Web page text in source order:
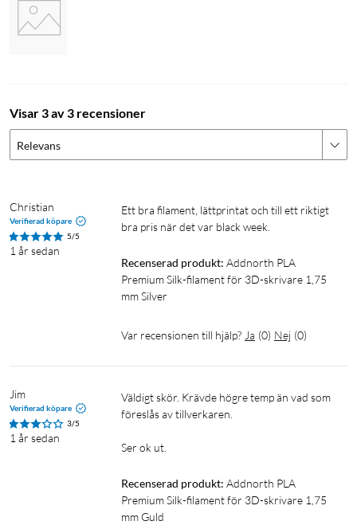
Visar 3 av 3 recensioner
Relevans
Christian
Verifierad köpare
5/5
1 år sedan
Ett bra filament, lättprintat och till ett riktigt
bra pris när det var black week.
Recenserad produkt: Addnorth PLA
Premium Silk-filament för 3D-skrivare 1,75
mm Silver
Var recensionen till hjälp? Ja (0) Nej (0)
Jim
Verifierad köpare
3/5
1 år sedan
Väldigt skör. Krävde högre temp än vad som
föreslås av tillverkaren.
Ser ok ut.
Recenserad produkt: Addnorth PLA
Premium Silk-filament för 3D-skrivare 1,75
mm Guld